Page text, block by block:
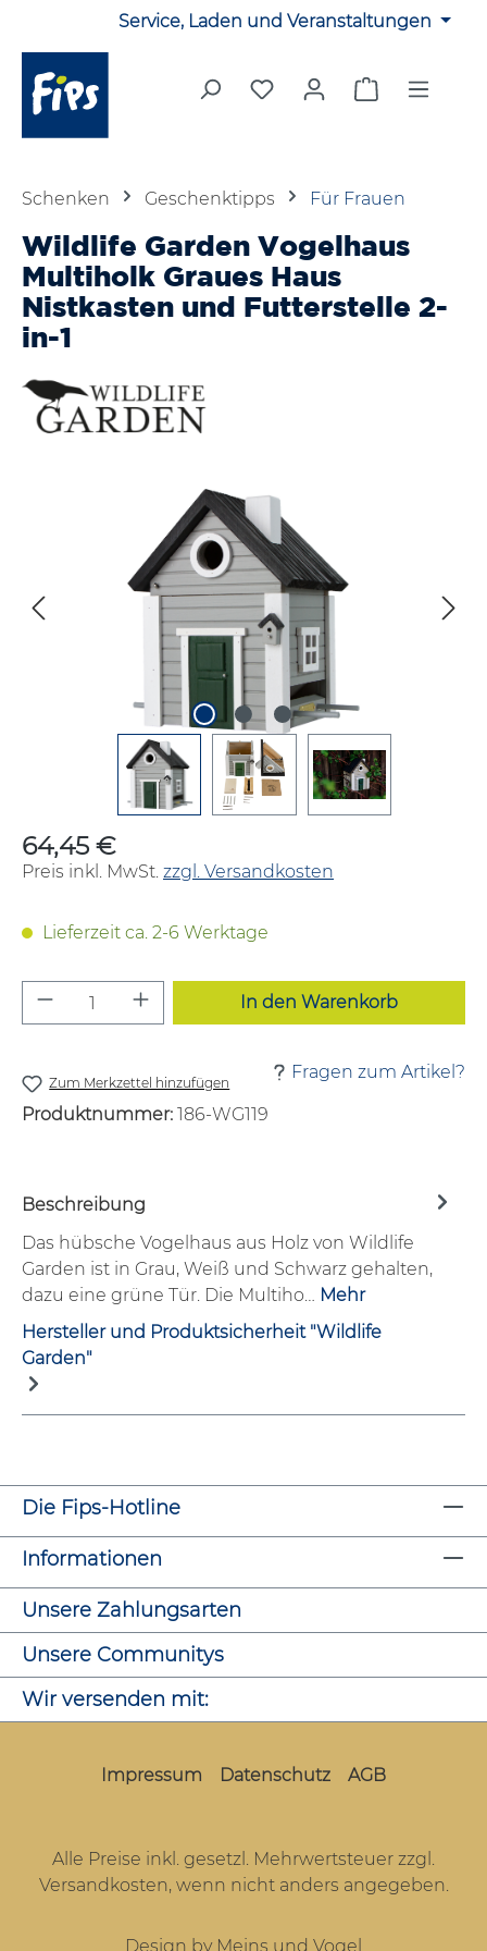
Zum Hauptinhalt springenService, Laden und Veranstaltungen
Du hast 0 Produkte auf
Warenkorb
Schenken Geschenktipps Für Frauen
Wildlife Garden Vogelhaus
Multiholk Graues Haus
Nistkasten und Futterstelle 2-
in-1
Bildergalerie überspringen
Regulärer Preis:
64,45 €
Preis inkl. MwSt. zzgl. Versandkosten
Lieferzeit ca. 2-6 Werktage
Produkt Anzahl: Gib den
In den Warenkorb
Zum Merkzettel hinzufügen
Fragen zum Artikel?
Produktnummer: 186-WG119
Beschreibung
Das hübsche Vogelhaus aus Holz von Wildlife
Garden ist in Grau, Weiß und Schwarz gehalten,
dazu eine grüne Tür. Die Multiho… Mehr
Hersteller und Produktsicherheit "Wildlife
Garden"
Die Fips-Hotline
Informationen
Unsere Zahlungsarten
Unsere Communitys
Wir versenden mit:
Impressum Datenschutz AGB
Alle Preise inkl. gesetzl. Mehrwertsteuer zzgl.
Versandkosten, wenn nicht anders angegeben.
Design by Meins und Vogel